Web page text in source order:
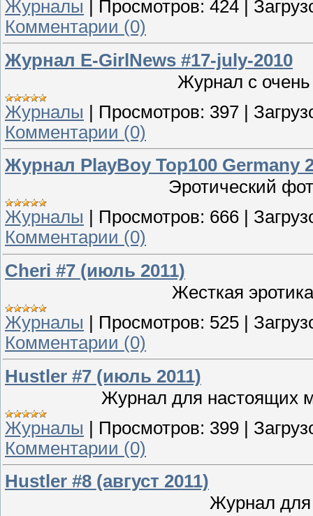
Журналы
Просмотров: 424
Комментарии (0)
Журнал E-GirlNews #17-july-2010
Журнал с
Журналы | Просмотров: 397 |
Комментарии (0)
Журнал PlayBoy Top100 Germany
Эротический
Журналы
Просмотров: 666
Комментарии (0)
Cheri #7 (июль 2011)
Жесткая
Журналы
Просмотров: 525
Комментарии (0)
Hustler #7 (июль 2011)
Журнал для настоящих
Журналы | Просмотров: 399 |
Комментарии (0)
Hustler #8 (август 2011)
Журнал